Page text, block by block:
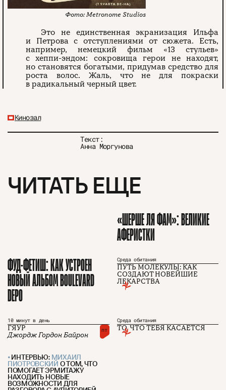
Кинозал
Текст:
Анна Моргунова
Metronome Studios
Это не единственная экранизация Ильфа
и Петрова с отступлениями от сюжета. Есть,
например, немецкий фильм «13 стульев»
с хеппи-эндом: сокровища герои не находят,
но становятся богатыми, придумав средство для
роста волос. Жаль, что не для покраски
в радикальный черный цвет.
ЧИТАТЬ ЕЩЕ
«ШЕРШЕ ЛЯ ФАМ»: ВЕЛИКИЕ
АФЕРИСТКИ
ФУД-ФЕТИШ: КАК УСТРОЕН
НОВЫЙ АЛЬБОМ BOULEVARD
DEPO
Среда обитания
ПУТЬ МОЛЕКУЛЫ: КАК
СОЗДАЮТ НОВЕЙШИЕ
ЛЕКАРСТВА
10 минут в день
ГЯУР
Джордж Гордон Байрон
пт
Среда обитания
ТО, ЧТО ТЕБЯ КАСАЕТСЯ
ИНТЕРВЬЮ: МИХАИЛ
ПИОТРОВСКИЙ О ТОМ, ЧТО
ПОМОГАЕТ ЭРМИТАЖУ
НАХОДИТЬ НОВЫЕ
ВОЗМОЖНОСТИ ДЛЯ
Команда
Авторы
Журнал
Подписаться на журнал
Telegram
VK